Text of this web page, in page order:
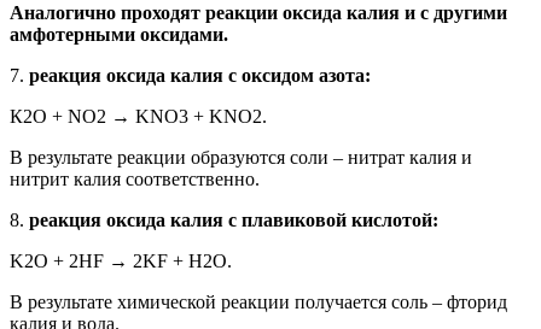
Аналогично проходят реакции оксида калия и с другими
амфотерными оксидами.
7. реакция оксида калия с оксидом азота:
К2О + NО2 → KNO3 + KNO2.
В результате реакции образуются соли – нитрат калия и
нитрит калия соответственно.
8. реакция оксида калия с плавиковой кислотой:
K2O + 2HF → 2KF + H2O.
В результате химической реакции получается соль – фторид
калия и вода.